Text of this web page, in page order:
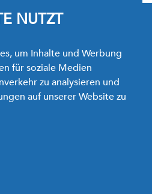
NUTZT
um Inhalte und Werbung
für soziale Medien
zu analysieren und
auf unserer Website zu